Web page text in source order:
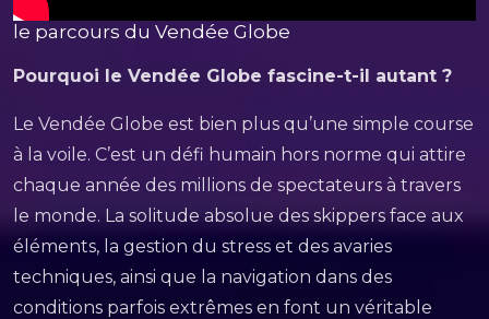
le parcours du Vendée Globe
Pourquoi le Vendée Globe fascine-t-il autant ?
Le Vendée Globe est bien plus qu’une simple course
à la voile. C’est un défi humain hors norme qui attire
chaque année des millions de spectateurs à travers
le monde. La solitude absolue des skippers face aux
éléments, la gestion du stress et des avaries
techniques, ainsi que la navigation dans des
conditions parfois extrêmes en font un véritable